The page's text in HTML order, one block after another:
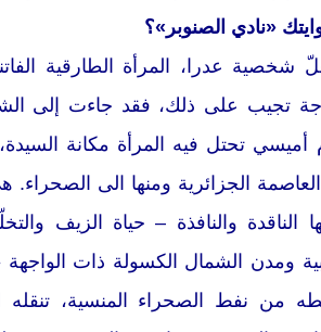
«نادي الصنوبر»؟
شخصية عدرا، المرأة الطارقية
تجيب على ذلك، فقد جاءت إلى
أميسي تحتل فيه المرأة مكانة
العاصمة الجزائرية ومنها الى
الناقدة والنافذة – حياة الزيف
ومدن الشمال الكسولة ذات
من نفط الصحراء المنسية، تنقله